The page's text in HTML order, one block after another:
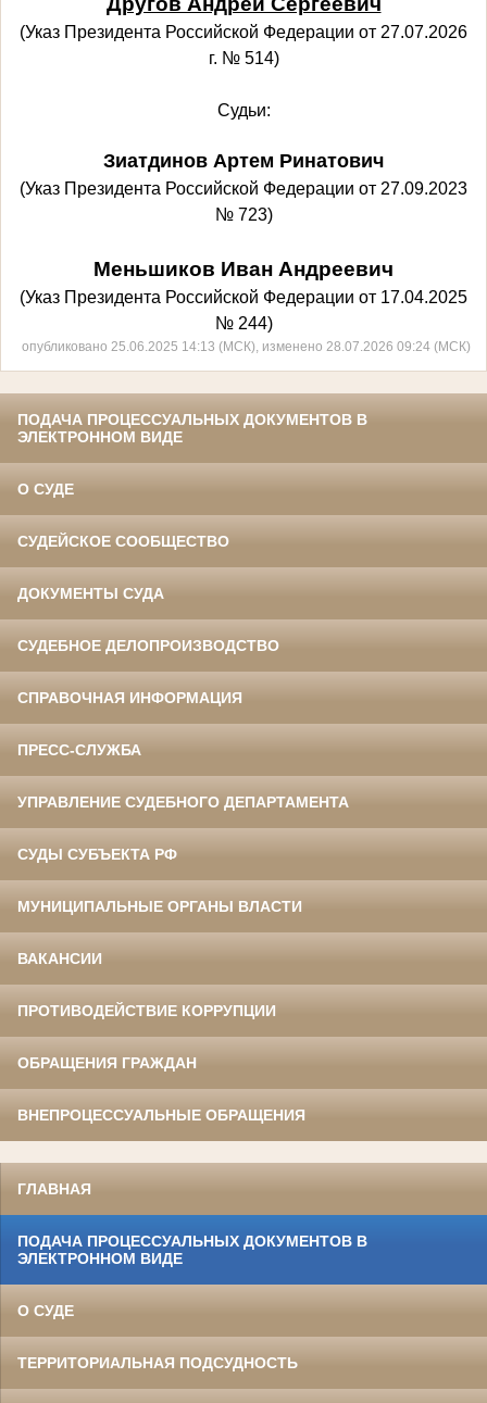
(Указ Президента Российской Федерации от 27.07.2026
г. № 514)
Судьи:
Зиатдинов Артем Ринатович
(Указ Президента Российской Федерации от 27.09.2023
№ 723)
Меньшиков Иван Андреевич
(Указ Президента Российской Федерации от 17.04.2025
№ 244)
опубликовано 25.06.2025 14:13 (МСК), изменено 28.07.2026 09:24 (МСК)
ПОДАЧА ПРОЦЕССУАЛЬНЫХ ДОКУМЕНТОВ В
ЭЛЕКТРОННОМ ВИДЕ
О СУДЕ
СУДЕЙСКОЕ СООБЩЕСТВО
ДОКУМЕНТЫ СУДА
СУДЕБНОЕ ДЕЛОПРОИЗВОДСТВО
СПРАВОЧНАЯ ИНФОРМАЦИЯ
ПРЕСС-СЛУЖБА
УПРАВЛЕНИЕ СУДЕБНОГО ДЕПАРТАМЕНТА
СУДЫ СУБЪЕКТА РФ
МУНИЦИПАЛЬНЫЕ ОРГАНЫ ВЛАСТИ
ВАКАНСИИ
ПРОТИВОДЕЙСТВИЕ КОРРУПЦИИ
ОБРАЩЕНИЯ ГРАЖДАН
ВНЕПРОЦЕССУАЛЬНЫЕ ОБРАЩЕНИЯ
ГЛАВНАЯ
ПОДАЧА ПРОЦЕССУАЛЬНЫХ ДОКУМЕНТОВ В
ЭЛЕКТРОННОМ ВИДЕ
О СУДЕ
ТЕРРИТОРИАЛЬНАЯ ПОДСУДНОСТЬ